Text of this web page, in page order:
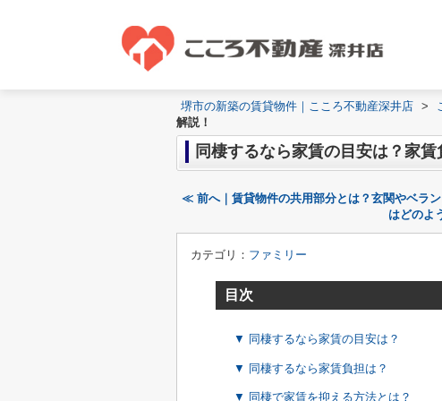
堺市の新築の賃貸物件｜こころ不動産深井店 >
解説！
同棲するなら家賃の目安は？家
≪ 前へ｜賃貸物件の共用部分とは？玄関やベラ
はどのよ
カテゴリ： ファミリー
目次
▼ 同棲するなら家賃の目安は？
▼ 同棲するなら家賃負担は？
▼ 同棲で家賃を抑える方法とは？